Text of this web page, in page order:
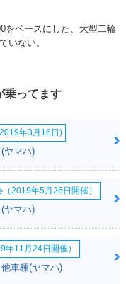
をベースにした、大型二輪
いない。
乗ってます
年3月16日)
ヤマハ)
2019年5月26日開催）
ヤマハ)
11月24日開催）
車種(ヤマハ)